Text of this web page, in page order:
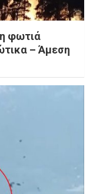
φωτιά
– Άμεση